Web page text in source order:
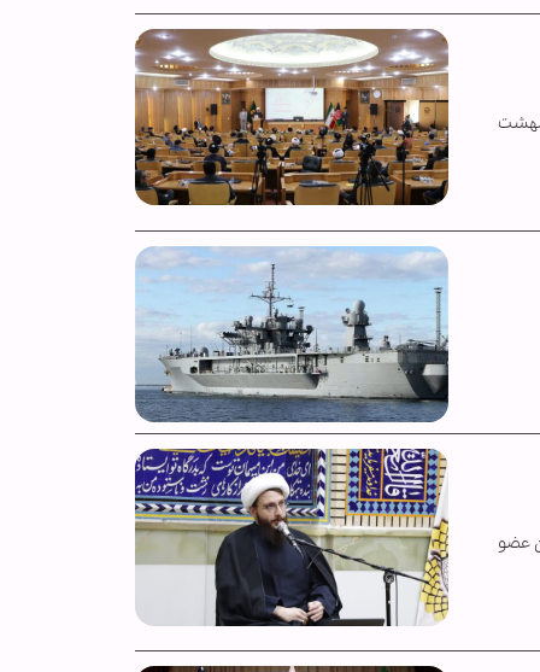
بعد صالح» از سوی مهاجرین افغانستانی روز یکشنبه ۲۰ اردیبهشت
عضو